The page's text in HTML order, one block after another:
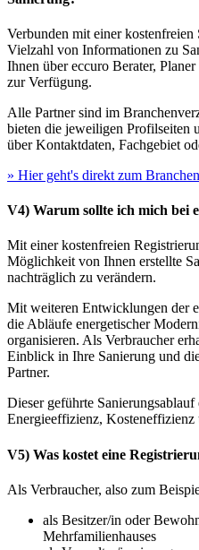
Verbunden mit einer kostenfreien
Vielzahl von Informationen zu
Ihnen über eccuro Berater,
zur Verfügung.
Alle Partner sind im
bieten die jeweiligen Profilseiten
über Kontaktdaten, Fachgebiet
» Hier geht's direkt zum
V4) Warum sollte ich mich bei
Mit einer kostenfreien
Möglichkeit von Ihnen erstellte
nachträglich zu verändern.
Mit weiteren Entwicklungen der
die Abläufe energetischer
organisieren. Als Verbraucher
Einblick in Ihre Sanierung und
Partner.
Dieser geführte
Energieeffizienz, Kosteneffizienz
V5) Was kostet eine
Als Verbraucher, also zum
als Besitzer/in oder
Mehrfamilienhauses